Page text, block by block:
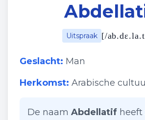
Uitspraak [/
Geslacht: Man
Herkomst: Arabische
De naam Abdellatif heeft